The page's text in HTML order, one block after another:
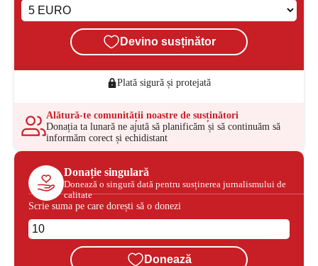
Devino susținător
Plată sigură și protejată
Alătură-te comunității noastre de susținători
Donația ta lunară ne ajută să planificăm și să continuăm să
informăm corect și echidistant
Donație singulară
Donează o singură dată pentru susținerea jurnalismului de
calitate
Scrie suma pe care dorești să o donezi
Donează